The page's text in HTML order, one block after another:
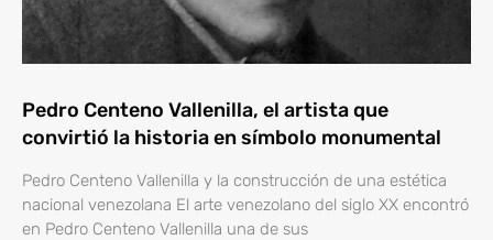
Pedro Centeno Vallenilla, el artista que
convirtió la historia en símbolo monumental
Pedro Centeno Vallenilla y la construcción de una estética
nacional venezolana El arte venezolano del siglo XX encontró
en Pedro Centeno Vallenilla una de sus